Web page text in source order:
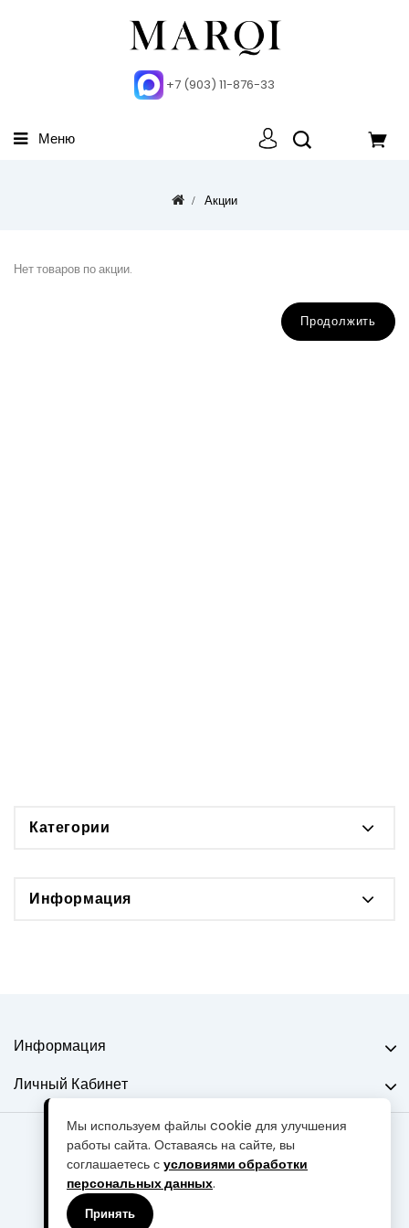
+7 (903) 11-876-33
Меню
Акции
Нет товаров по акции.
Продолжить
Категории
Информация
Информация
Личный Кабинет
Мастерская "MARQI" © 2013-2026
Акции
Партнерская программа
Подарочные сертификаты
Мы используем файлы cookie для улучшения
работы сайта. Оставаясь на сайте, вы
соглашаетесь с условиями обработки
персональных данных.
Принять